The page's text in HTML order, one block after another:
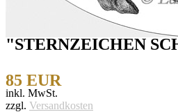
"STERNZEICHEN
85 EUR
inkl. MwSt.
zzgl. Versandkosten